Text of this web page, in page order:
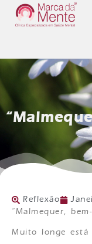
Reflexão
“Malmequer,
Muito longe está